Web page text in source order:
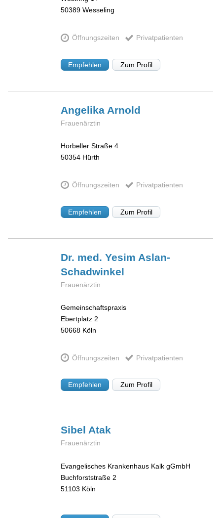
50389 Wesseling
Öffnungszeiten Privatpatienten
Empfehlen Zum Profil
Angelika Arnold
Frauenärztin
Horbeller Straße 4
50354 Hürth
Öffnungszeiten Privatpatienten
Empfehlen Zum Profil
Dr. med. Yesim Aslan-
Schadwinkel
Frauenärztin
Gemeinschaftspraxis
Ebertplatz 2
50668 Köln
Öffnungszeiten Privatpatienten
Empfehlen Zum Profil
Sibel Atak
Frauenärztin
Evangelisches Krankenhaus Kalk gGmbH
Buchforststraße 2
51103 Köln